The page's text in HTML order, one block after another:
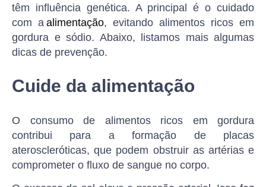
têm influência genética. A principal é o cuidado
com a alimentação, evitando alimentos ricos em
gordura e sódio. Abaixo, listamos mais algumas
dicas de prevenção.
Cuide da alimentação
O consumo de alimentos ricos em gordura
contribui para a formação de placas
ateroscleróticas, que podem obstruir as artérias e
comprometer o fluxo de sangue no corpo.